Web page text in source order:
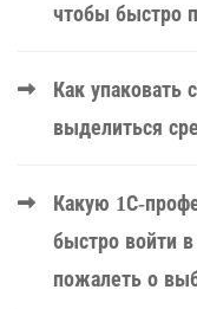
чтобы быстро
Как упаковать
выделиться
Какую 1С-
быстро войти
пожалеть о